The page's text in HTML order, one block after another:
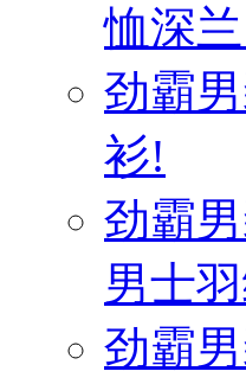
恤深
劲霸
衫!
劲霸
男士
劲霸